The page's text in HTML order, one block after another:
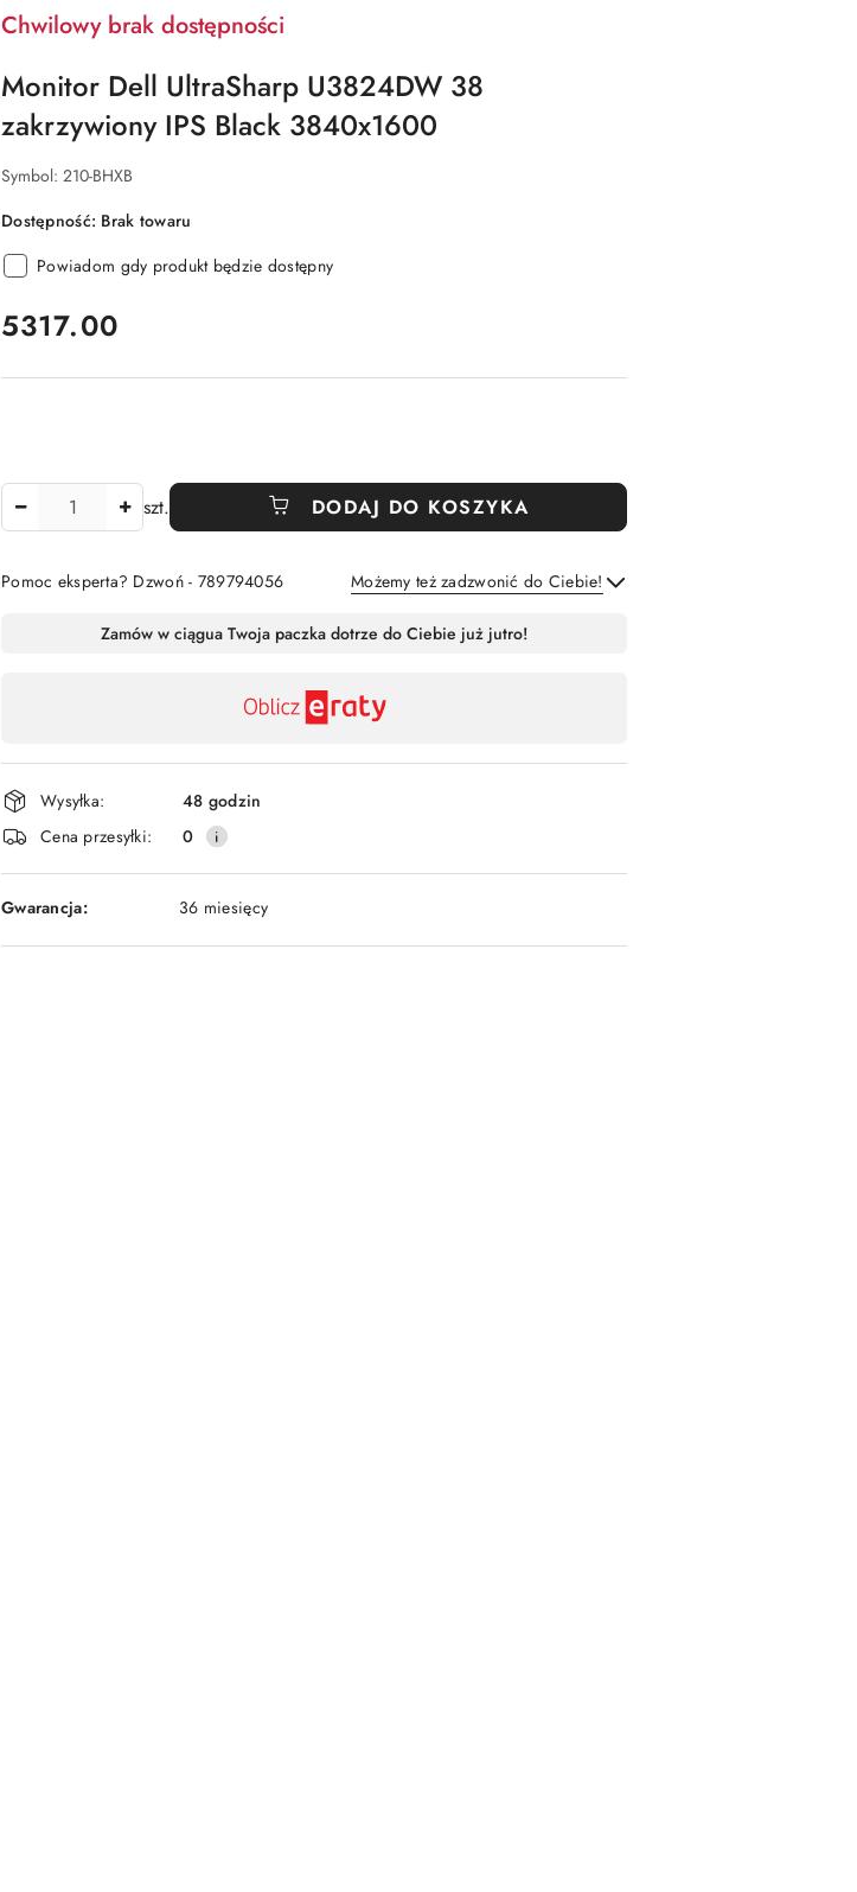
Chwilowy brak dostępności
Monitor Dell UltraSharp U3824DW 38
zakrzywiony IPS Black 3840x1600
Symbol: 210-BHXB
Dostępność: Brak towaru
Powiadom gdy produkt będzie dostępny
cena:
5317.00
szt. DODAJ DO KOSZYKA
Pomoc eksperta? Dzwoń - 789794056 Możemy też zadzwonić do Ciebie!
Dostępność
dostawa
Zamów w ciągua Twoja paczka dotrze do Ciebie już jutro!
Wysyłka:
48 godzin
Cena przesyłki:
0
Gwarancja: 36 miesięcy